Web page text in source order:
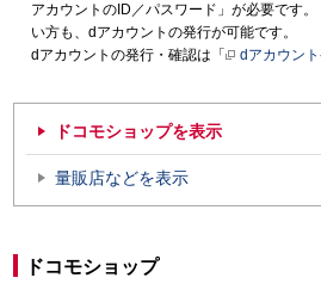
アカウントのID／パスワード」が必要です
い方も、dアカウントの発行が可能です。
dアカウントの発行・確認は「
dアカウン
ドコモショップを表示
量販店などを表示
ドコモショップ